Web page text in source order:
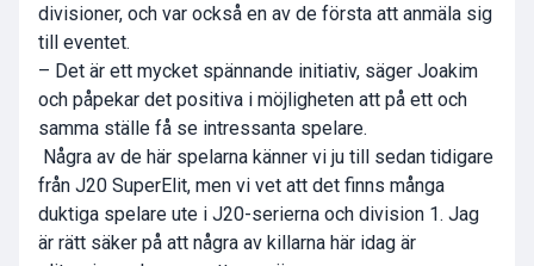
divisioner, och var också en av de första att anmäla sig
till eventet.
– Det är ett mycket spännande initiativ, säger Joakim
och påpekar det positiva i möjligheten att på ett och
samma ställe få se intressanta spelare.
 Några av de här spelarna känner vi ju till sedan tidigare
från J20 SuperElit, men vi vet att det finns många
duktiga spelare ute i J20-serierna och division 1. Jag
är rätt säker på att några av killarna här idag är